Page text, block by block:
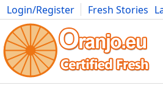
Login/Register Fresh Stories
Movies Anime Music Art Cars